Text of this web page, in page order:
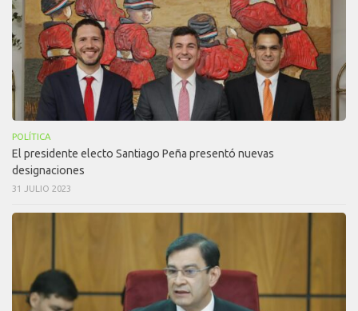
POLÍTICA
El presidente electo Santiago Peña presentó nuevas
designaciones
31 JULIO 2023